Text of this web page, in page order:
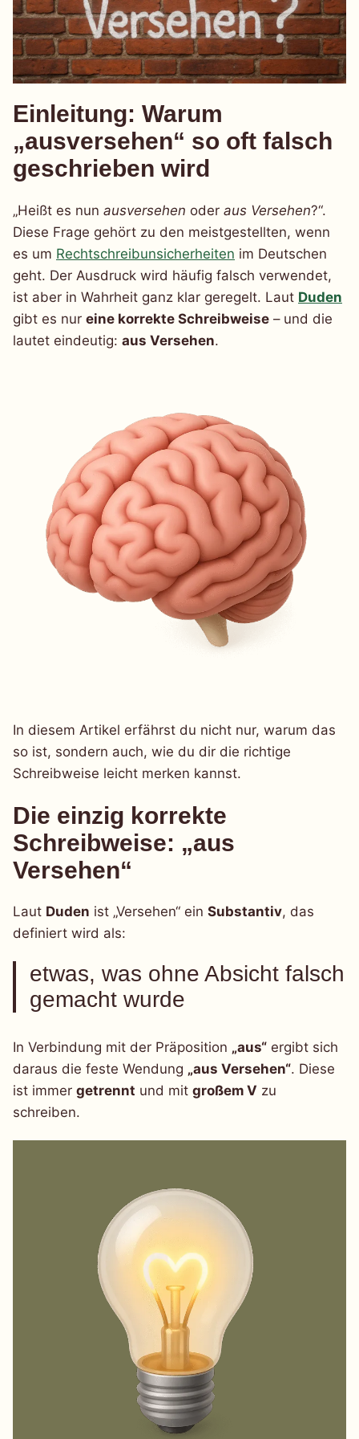
Einleitung: Warum
„ausversehen“ so oft falsch
geschrieben wird
„Heißt es nun ausversehen oder aus Versehen?“.
Diese Frage gehört zu den meistgestellten, wenn
es um Rechtschreibunsicherheiten im Deutschen
geht. Der Ausdruck wird häufig falsch verwendet,
ist aber in Wahrheit ganz klar geregelt. Laut Duden
gibt es nur eine korrekte Schreibweise – und die
lautet eindeutig: aus Versehen.
In diesem Artikel erfährst du nicht nur, warum das
so ist, sondern auch, wie du dir die richtige
Schreibweise leicht merken kannst.
Die einzig korrekte
Schreibweise: „aus
Versehen“
Laut Duden ist „Versehen“ ein Substantiv, das
definiert wird als:
etwas, was ohne Absicht falsch
gemacht wurde
In Verbindung mit der Präposition „aus“ ergibt sich
daraus die feste Wendung „aus Versehen“. Diese
ist immer getrennt und mit großem V zu
schreiben.